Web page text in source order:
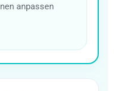
anpassen